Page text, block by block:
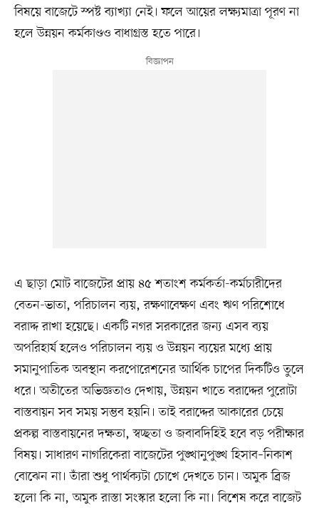
বিষয়ে বাজেটে স্পষ্ট ব্যাখ্যা নেই। ফলে আয়ের লক্ষ্যমাত্রা পূরণ না
হলে উন্নয়ন কর্মকাণ্ডও বাধাগ্রস্ত হতে পারে।
এ ছাড়া মোট বাজেটের প্রায় ৪৫ শতাংশ কর্মকর্তা-কর্মচারীদের
বেতন-ভাতা, পরিচালন ব্যয়, রক্ষণাবেক্ষণ এবং ঋণ পরিশোধে
বরাদ্দ রাখা হয়েছে। একটি নগর সরকারের জন্য এসব ব্যয়
অপরিহার্য হলেও পরিচালন ব্যয় ও উন্নয়ন ব্যয়ের মধ্যে প্রায়
সমানুপাতিক অবস্থান করপোরেশনের আর্থিক চাপের দিকটিও তুলে
ধরে। অতীতের অভিজ্ঞতাও দেখায়, উন্নয়ন খাতে বরাদ্দের পুরোটা
বাস্তবায়ন সব সময় সম্ভব হয়নি। তাই বরাদ্দের আকারের চেয়ে
প্রকল্প বাস্তবায়নের দক্ষতা, স্বচ্ছতা ও জবাবদিহিই হবে বড় পরীক্ষার
বিষয়। সাধারণ নাগরিকেরা বাজেটের পুঙ্খানুপুঙ্খ হিসাব–নিকাশ
বোঝেন না। তাঁরা শুধু পার্থক্যটা চোখে দেখতে চান। অমুক ব্রিজ
হলো কি না, অমুক রাস্তা সংস্কার হলো কি না। বিশেষ করে বাজেট